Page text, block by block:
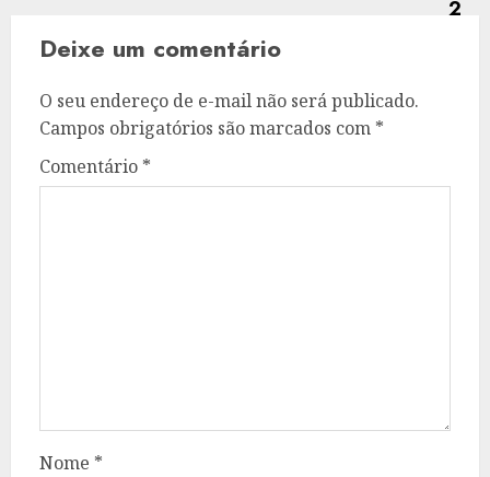
Deixe um comentário
O seu endereço de e-mail não será publicado.
Campos obrigatórios são marcados com *
Comentário *
Nome *